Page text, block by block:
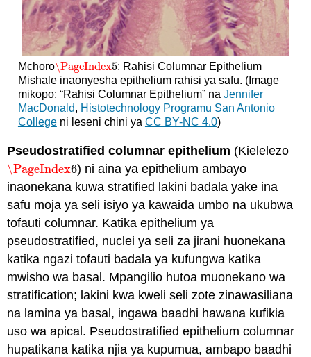
Mchoro\PageIndex5
\PageIndex5: Rahisi Columnar Epithelium
Mishale inaonyesha epithelium rahisi ya safu. (Image
mikopo: “Rahisi Columnar Epithelium” na Jennifer
MacDonald, Histotechnology Programu San Antonio
Collegeni leseni chini ya CC BY-NC 4.0)
Pseudostratified columnar epithelium (Kielelezo
\PageIndex6
\PageIndex6) ni aina ya epithelium ambayo
inaonekana kuwa stratified lakini badala yake ina
safu moja ya seli isiyo ya kawaida umbo na ukubwa
tofauti columnar. Katika epithelium ya
pseudostratified, nuclei ya seli za jirani huonekana
katika ngazi tofauti badala ya kufungwa katika
mwisho wa basal. Mpangilio hutoa muonekano wa
stratification; lakini kwa kweli seli zote zinawasiliana
na lamina ya basal, ingawa baadhi hawana kufikia
uso wa apical. Pseudostratified epithelium columnar
hupatikana katika njia ya kupumua, ambapo baadhi